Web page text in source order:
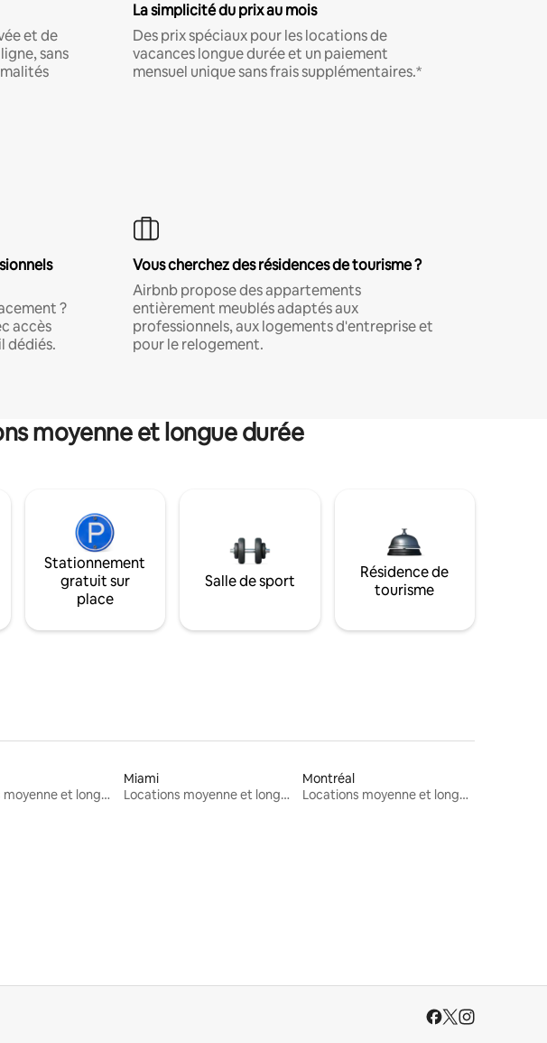
et de
sans
La simplicité du prix au mois
Des prix spéciaux pour les locations de
vacances longue durée et un paiement
mensuel unique sans frais supplémentaires.*
?
accès
dédiés.
Vous cherchez des résidences de tourisme ?
Airbnb propose des appartements
entièrement meublés adaptés aux
professionnels, aux logements d'entreprise et
pour le relogement.
moyenne et longue durée
Stationnement
gratuit sur
place
Salle de sport
Résidence de
tourisme
Locations moyenne et longue durée
Miami
Locations moyenne et longue durée
Montréal
Locations moyenne et longue durée